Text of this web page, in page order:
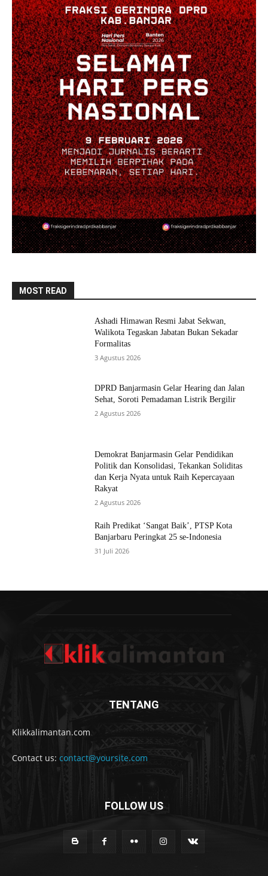
MOST READ
Ashadi Himawan Resmi Jabat Sekwan,
Walikota Tegaskan Jabatan Bukan Sekadar
Formalitas
3 Agustus 2026
DPRD Banjarmasin Gelar Hearing dan Jalan
Sehat, Soroti Pemadaman Listrik Bergilir
2 Agustus 2026
Demokrat Banjarmasin Gelar Pendidikan
Politik dan Konsolidasi, Tekankan Soliditas
dan Kerja Nyata untuk Raih Kepercayaan
Rakyat
2 Agustus 2026
Raih Predikat ‘Sangat Baik’, PTSP Kota
Banjarbaru Peringkat 25 se-Indonesia
31 Juli 2026
TENTANG
Klikkalimantan.com
Contact us: contact@yoursite.com
FOLLOW US